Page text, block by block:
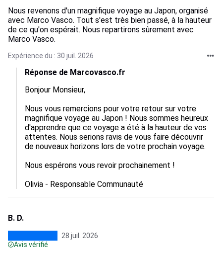
Nous revenons d'un magnifique voyage au Japon, organisé
avec Marco Vasco. Tout s'est très bien passé, à la hauteur
de ce qu'on espérait. Nous repartirons sûrement avec
Marco Vasco.
Expérience du : 30 juil. 2026
Réponse de Marcovasco.fr
Bonjour Monsieur,
Nous vous remercions pour votre retour sur votre
magnifique voyage au Japon ! Nous sommes heureux
d'apprendre que ce voyage a été à la hauteur de vos
attentes. Nous serions ravis de vous faire découvrir
de nouveaux horizons lors de votre prochain voyage.
Nous espérons vous revoir prochainement !
Olivia - Responsable Communauté
B. D.
28 juil. 2026
Avis vérifié